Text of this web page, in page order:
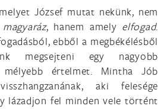
József mutat nekünk, nem
magyaráz, hanem amely elfogad.
ebből a megbékélésből
megsejteni egy nagyobb
értelmet. Mintha Jób
aki felesége
lázadjon fel minden vele történt